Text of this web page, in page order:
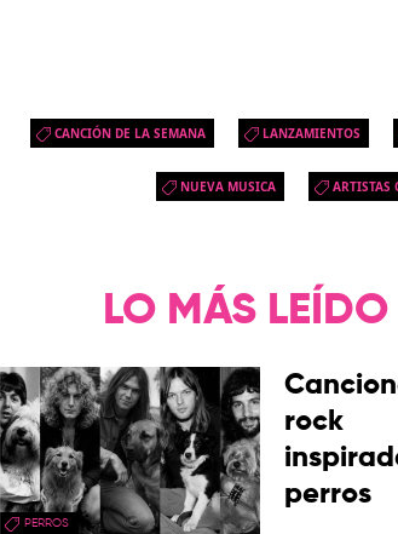
CANCIÓN DE LA SEMANA LANZAMIENTOS
NUEVA MUSICA ARTISTAS
LO MÁS LEÍDO
PERROS
rock
perros